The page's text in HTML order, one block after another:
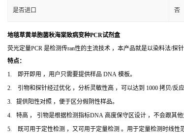
是否进口 否
地毯草黄单胞菌秋海棠致病变种PCR试剂盒
荧光定量PCR 是检测传ran性的主流技术 ，本产品就是以染料法/探
特点：
1. 即开即用 ，用户只需要提供样品 DNA 模板。
2. 引物和探针经过优化 ，分析灵敏性高 ，可以达到 1000 拷贝/反应
3. 提供阳性对照 ，便于区分假阴性样品。
4. 特高 ， 引物是根据检测指标DNA 高度保守区设计 ，不会跟其他
5. 既可用于定性检测 ，又可用于定量检测 。用于定量检测时线性